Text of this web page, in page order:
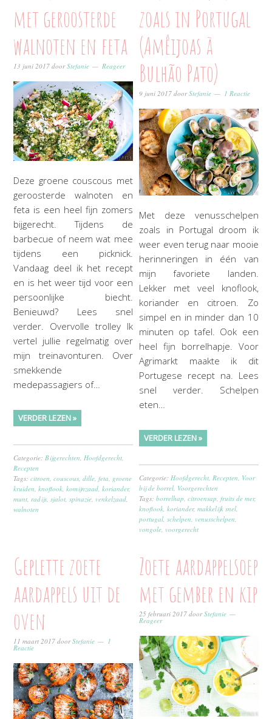
met geroosterde
walnoten en feta
13 juni 2017 doorStefanie Reageer
Deze groene couscous met
geroosterde walnoten en
feta is een heel fijn zomers
bijgerecht. Tijdens de
barbecue of neem wat mee
tijdens een picknick.
Vandaag deel ik het recept
en is het weer tijd voor een
persoonlijke biecht.
Benieuwd? Lees snel
verder. Overvolle trolley Ik
vertel jullie regelmatig over
mijn treinavonturen. Over
smekkende
medepassagiers of…
VERDER LEZEN »
Categorie: Bijgerechten Hoofdgerecht
Recepten
Tags:citroen ,couscous ,dille ,feta groene
kruiden ,knoflook ,komijnzaad ,koriander,
munt radijs ,sjalot ,spinazie venkelzaad
walnoten
zoals in Portugal
(Amêijoas à
Bulhão Pato)
9 juni 2017 doorStefanie 1 Reactie
Met deze venusschelpen
zoals in Portugal droom ik
weer even terug naar mooie
herinneringen in één van
mijn favoriete landen.
Lekker met veel knoflook,
koriander en citroen. Zo
simpel en in minder dan 10
minuten op tafel. Ook een
heel fijn borrelhapje. Voor
Agrimarkt maakte ik dit
Portugese recept na. Lees
snel verder. Schelpen
eten…
VERDER LEZEN »
Categorie: Hoofdgerecht Recepten Voor
bij de borrel Voorgerechten
Tags:borrelhap ,citroensap ,fruits de mer,
knoflook ,koriander,makkelijk snel
portugal ,schelpen venusschelpen
vongole voorgerecht
Geplette zoete
aardappels uit de
oven
11 maart 2017 doorStefanie 1
Reactie
Zoete aardappelsoep
met gember en kip
25 februari 2017 doorStefanie
Reageer